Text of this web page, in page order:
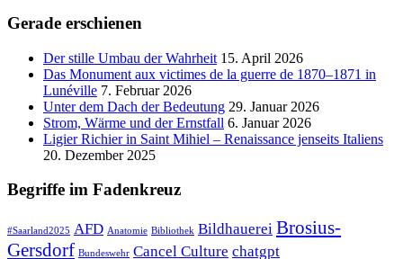
Gerade erschienen
Der stille Umbau der Wahrheit 15. April 2026
Das Monument aux victimes de la guerre de 1870–1871 in
Lunéville 7. Februar 2026
Unter dem Dach der Bedeutung 29. Januar 2026
Strom, Wärme und der Ernstfall 6. Januar 2026
Ligier Richier in Saint Mihiel – Renaissance jenseits Italiens
20. Dezember 2025
Begriffe im Fadenkreuz
#Saarland2025 AFD Anatomie Bibliothek Bildhauerei Brosius-
Gersdorf Bundeswehr Cancel Culture chatgpt